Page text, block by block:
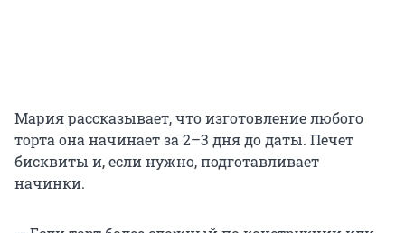
Мария рассказывает, что изготовление любого
торта она начинает за 2–3 днядо даты. Печет
бисквиты и, если нужно, подготавливает
начинки.